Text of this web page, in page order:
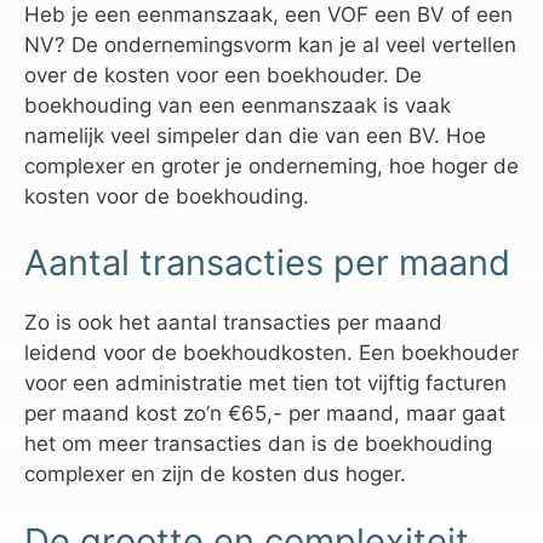
Heb je een eenmanszaak, een VOF een BV of een
NV? De ondernemingsvorm kan je al veel vertellen
over de kosten voor een boekhouder. De
boekhouding van een eenmanszaak is vaak
namelijk veel simpeler dan die van een BV. Hoe
complexer en groter je onderneming, hoe hoger de
kosten voor de boekhouding.
Aantal transacties per maand
Zo is ook het aantal transacties per maand
leidend voor de boekhoudkosten. Een boekhouder
voor een administratie met tien tot vijftig facturen
per maand kost zo’n €65,- per maand, maar gaat
het om meer transacties dan is de boekhouding
complexer en zijn de kosten dus hoger.